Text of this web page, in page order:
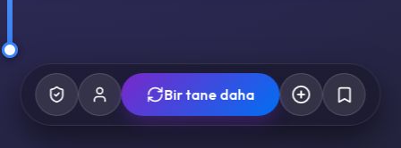
Bir tane daha